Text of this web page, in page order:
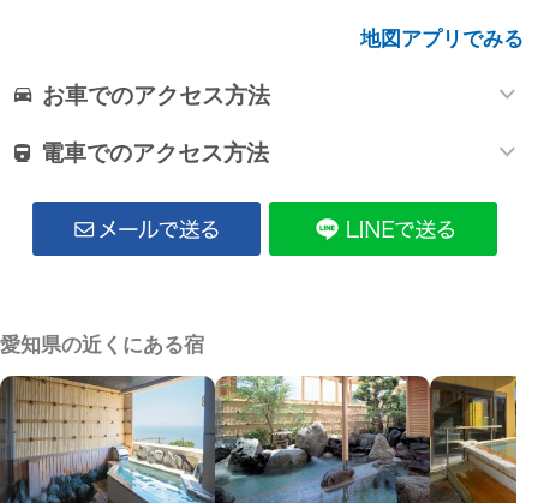
地図アプリでみる
お車でのアクセス方法
電車でのアクセス方法
愛知県の近くにある宿